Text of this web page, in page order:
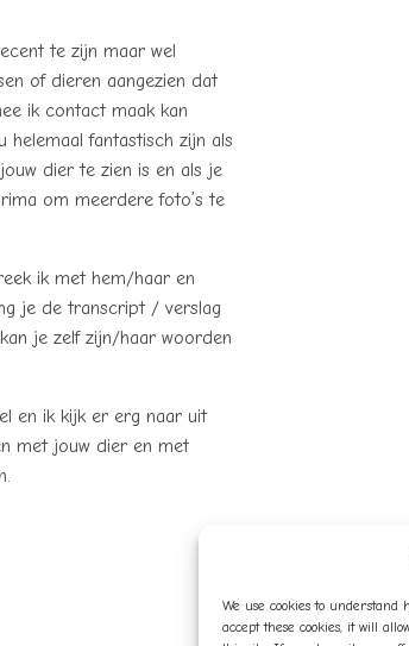
We use cookies to
accept these cookies, it will
te zijn maar wel
of dieren aangezien dat
ik contact maak kan
helemaal fantastisch zijn als
dier te zien is en als je
om meerdere foto’s te
ik met hem/haar en
je de transcript / verslag
je zelf zijn/haar woorden
en ik kijk er erg naar uit
met jouw dier en met